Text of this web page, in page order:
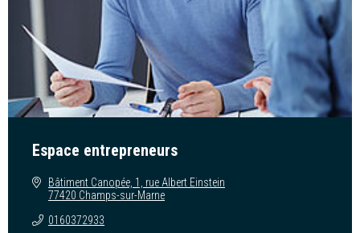
Espace entrepreneurs
Bâtiment Canopée, 1, rue Albert Einstein
77420 Champs-sur-Marne
0160372933